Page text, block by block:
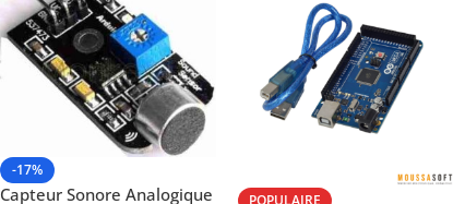
-17%
Capteur Sonore Analogique